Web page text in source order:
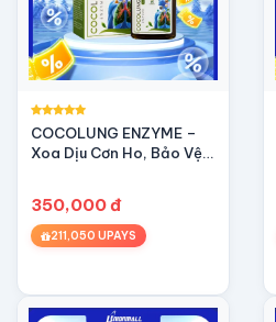
COCOLUNG ENZYME –
Xoa Dịu Cơn Ho, Bảo Vệ
350,000 đ
211,050 UPAYS